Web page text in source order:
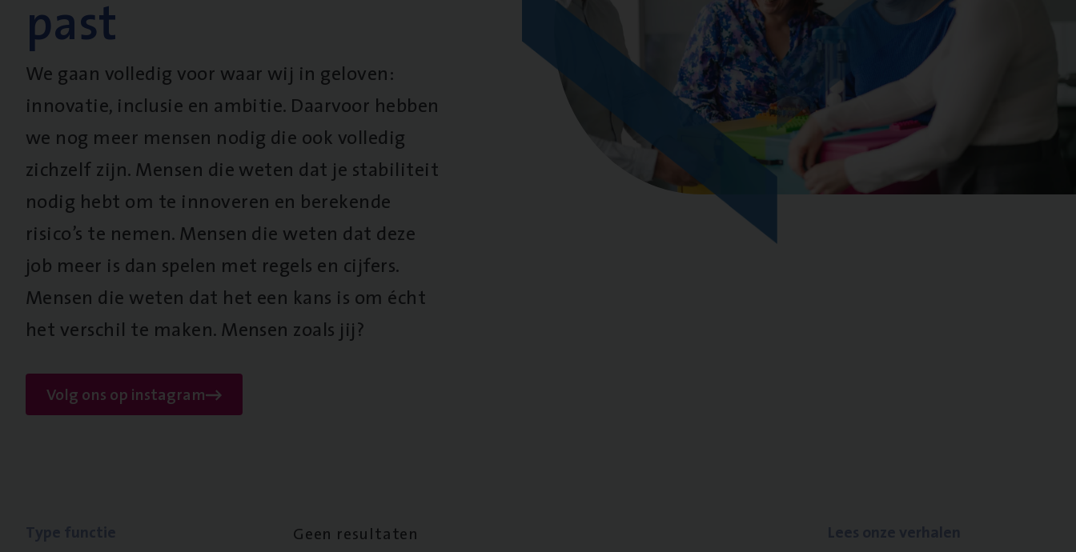
past
We gaan volledig voor waar wij in geloven:
innovatie, inclusie en ambitie. Daarvoor hebben
we nog meer mensen nodig die ook volledig
zichzelf zijn. Mensen die weten dat je stabiliteit
nodig hebt om te innoveren en berekende
risico’s te nemen. Mensen die weten dat deze
job meer is dan spelen met regels en cijfers.
Mensen die weten dat het een kans is om écht
het verschil te maken. Mensen zoals jij?
Volg ons op instagram
Geen resultaten